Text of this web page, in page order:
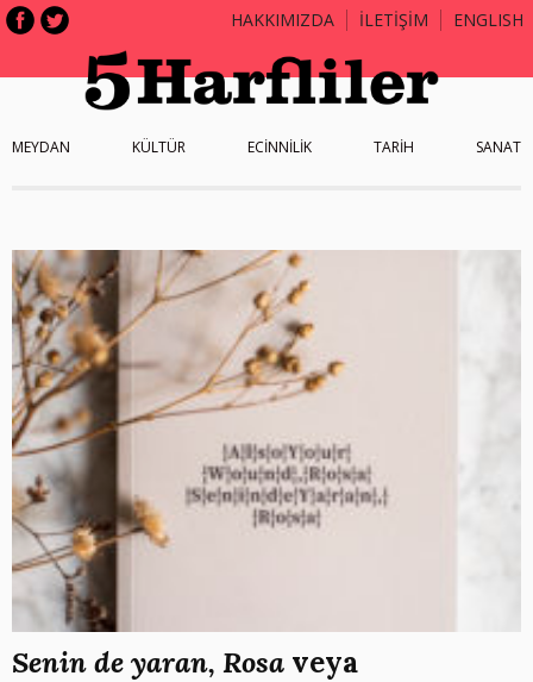
HAKKIMIZDA İLETİŞİM ENGLISH
MEYDAN KÜLTÜR ECİNNİLİK TARİH SANAT
Senin de yaran, Rosa veya